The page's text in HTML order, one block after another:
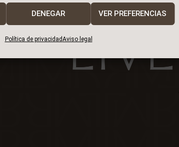
DENEGAR VER PREFERENCIAS
Política de privacidadAviso legal